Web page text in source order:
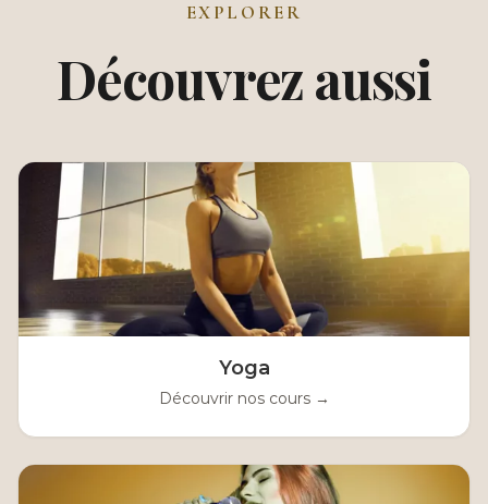
EXPLORER
Découvrez aussi
Yoga
Découvrir nos cours →